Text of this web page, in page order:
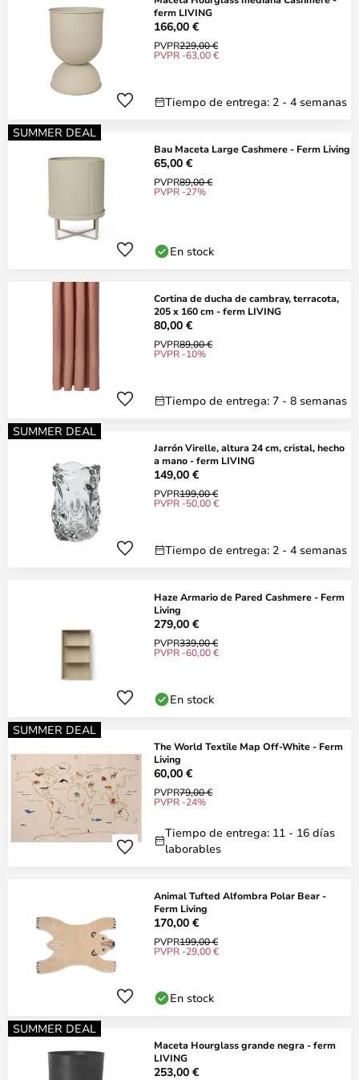
ferm LIVING
166,00 €
PVPR229,00 €
PVPR -63,00 €
Tiempo de entrega: 2 - 4 semanas
SUMMER DEAL
Bau Maceta Large Cashmere - Ferm Living
65,00 €
PVPR89,00 €
PVPR -27%
En stock
Cortina de ducha de cambray, terracota,
205 x 160 cm - ferm LIVING
80,00 €
PVPR89,00 €
PVPR -10%
Tiempo de entrega: 7 - 8 semanas
SUMMER DEAL
Jarrón Virelle, altura 24 cm, cristal, hecho
a mano - ferm LIVING
149,00 €
PVPR199,00 €
PVPR -50,00 €
Tiempo de entrega: 2 - 4 semanas
Haze Armario de Pared Cashmere - Ferm
Living
279,00 €
PVPR339,00 €
PVPR -60,00 €
En stock
SUMMER DEAL
The World Textile Map Off-White - Ferm
Living
60,00 €
PVPR79,00 €
PVPR -24%
Tiempo de entrega: 11 - 16 días
laborables
Animal Tufted Alfombra Polar Bear -
Ferm Living
170,00 €
PVPR199,00 €
PVPR -29,00 €
En stock
SUMMER DEAL
Maceta Hourglass grande negra - ferm
LIVING
253,00 €